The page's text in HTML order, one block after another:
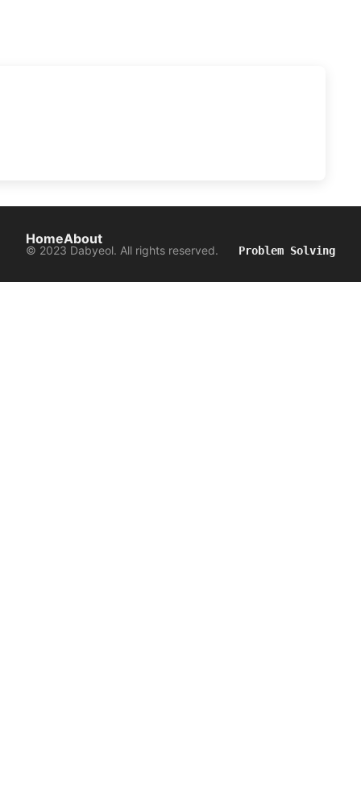
HomeAbout
© 2023 Dabyeol. All rights reserved. Problem Solving